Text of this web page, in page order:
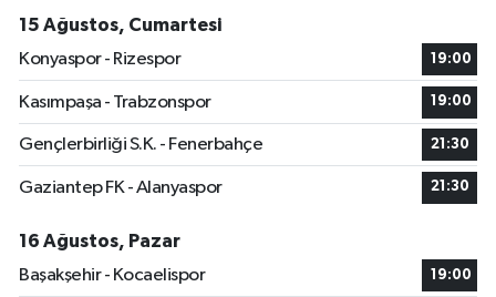
15 Ağustos, Cumartesi
Konyaspor - Rizespor
19:00
Kasımpaşa - Trabzonspor 19:00
Gençlerbirliği S.K. - Fenerbahçe 21:30
Gaziantep FK - Alanyaspor 21:30
16 Ağustos, Pazar
Başakşehir - Kocaelispor
19:00